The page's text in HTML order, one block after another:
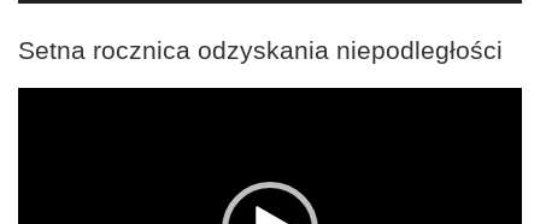
Setna rocznica odzyskania niepodległości